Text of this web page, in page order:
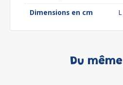
Dimensions en cm
Du